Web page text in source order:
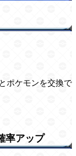
ポケモンを交換で
率アップ